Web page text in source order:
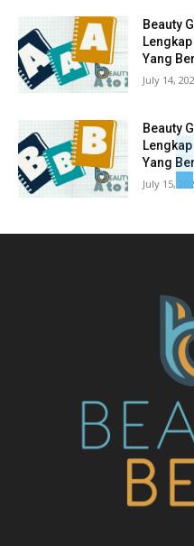
Beauty
Yang
July 14,
Beauty
Yang
July 15,